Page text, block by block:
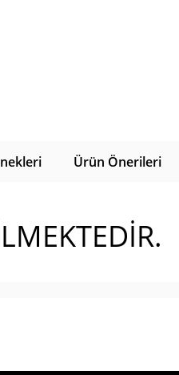
Ürün Önerileri